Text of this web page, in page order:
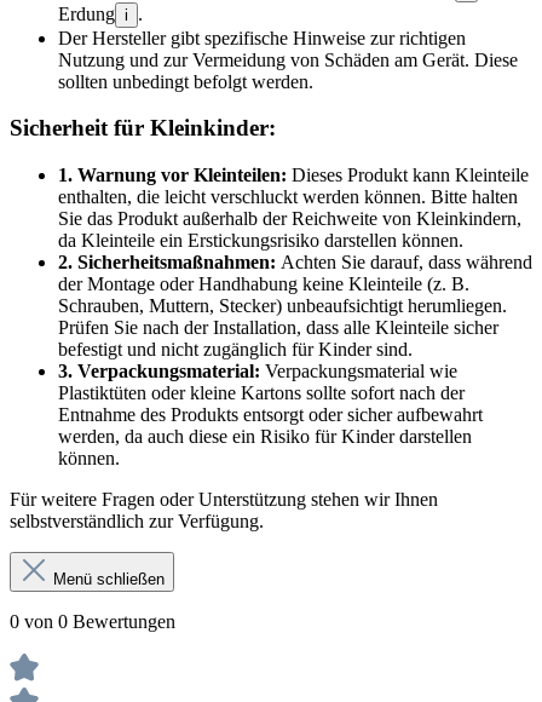
Erdung i
.
Der Hersteller gibt spezifische Hinweise zur richtigen
Nutzung und zur Vermeidung von Schäden am Gerät. Diese
sollten unbedingt befolgt werden.
Sicherheit für Kleinkinder:
1. Warnung vor Kleinteilen: Dieses Produkt kann Kleinteile
enthalten, die leicht verschluckt werden können. Bitte halten
Sie das Produkt außerhalb der Reichweite von Kleinkindern,
da Kleinteile ein Erstickungsrisiko darstellen können.
2. Sicherheitsmaßnahmen: Achten Sie darauf, dass während
der Montage oder Handhabung keine Kleinteile (z. B.
Schrauben, Muttern, Stecker) unbeaufsichtigt herumliegen.
Prüfen Sie nach der Installation, dass alle Kleinteile sicher
befestigt und nicht zugänglich für Kinder sind.
3. Verpackungsmaterial: Verpackungsmaterial wie
Plastiktüten oder kleine Kartons sollte sofort nach der
Entnahme des Produkts entsorgt oder sicher aufbewahrt
werden, da auch diese ein Risiko für Kinder darstellen
können.
Für weitere Fragen oder Unterstützung stehen wir Ihnen
selbstverständlich zur Verfügung.
Menü schließen
0 von 0 Bewertungen